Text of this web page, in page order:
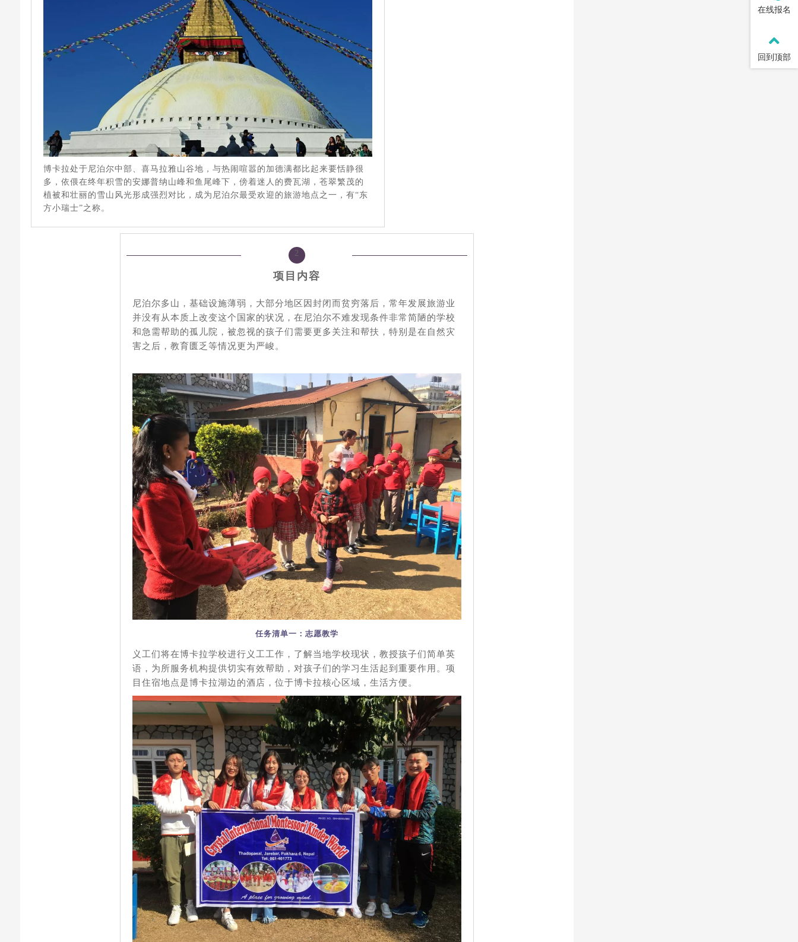
博卡拉处于尼泊尔中部、喜马拉雅山谷地，与热闹喧嚣的加德满都比起来要恬静很
多，依偎在终年积雪的安娜普纳山峰和鱼尾峰下，傍着迷人的费瓦湖，苍翠繁茂的
植被和壮丽的雪山风光形成强烈对比，成为尼泊尔最受欢迎的旅游地点之一，有“东
方小瑞士”之称。
2
项目内容
尼泊尔多山，基础设施薄弱，大部分地区因封闭而贫穷落后，常年发展旅游业
并没有从本质上改变这个国家的状况，在尼泊尔不难发现条件非常简陋的学校
和急需帮助的孤儿院，被忽视的孩子们需要更多关注和帮扶，特别是在自然灾
害之后，教育匮乏等情况更为严峻。
任务清单一：志愿教学
义工们将在博卡拉学校进行义工工作，了解当地学校现状，教授孩子们简单英
语，为所服务机构提供切实有效帮助，对孩子们的学习生活起到重要作用。项
目住宿地点是博卡拉湖边的酒店，位于博卡拉核心区域，生活方便。
在线报名
回到顶部